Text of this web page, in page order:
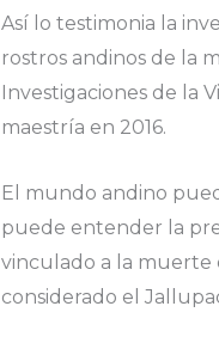
Así lo testimonia la
rostros andinos de la
Investigaciones de la
maestría en 2016.
El mundo andino
puede entender la
vinculado a la muerte
considerado el